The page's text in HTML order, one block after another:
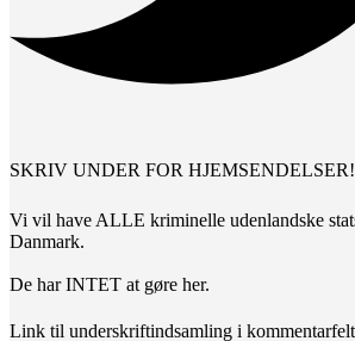
SKRIV UNDER FOR
Vi vil have ALLE kriminelle udenlandske
Danmark.
De har INTET at gøre her.
Link til underskriftindsamling i